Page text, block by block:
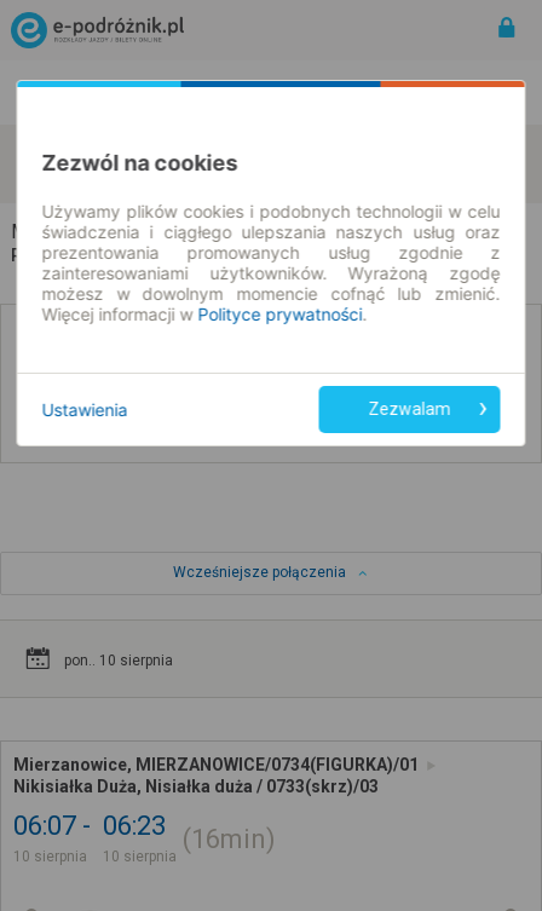
Mierzanowice
Nikisiałka Duża
08.08.2026 | -- : --
Mierzanowice → Nikisiałka Duża
Rozkład jazdy i bilety
Poniżej przedstawiamy dostępne połączenia z innych dat
Wcześniejsze połączenia
pon.. 10 sierpnia
Mierzanowice, MIERZANOWICE/0734(FIGURKA)/01
Nikisiałka Duża, Nisiałka duża / 0733(skrz)/03
06:07
10 sierpnia
06:23
10 sierpnia
16min
Zezwól na cookies
Używamy plików cookies i podobnych technologii w celu
świadczenia i ciągłego ulepszania naszych usług oraz
prezentowania promowanych usług zgodnie z
zainteresowaniami użytkowników. Wyrażoną zgodę
możesz w dowolnym momencie cofnąć lub zmienić.
Więcej informacji w Polityce prywatności.
Ustawienia Zezwalam